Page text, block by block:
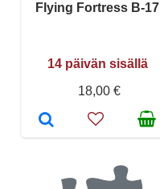
Flying Fortress B-17
14 päivän sisällä
18,00 €